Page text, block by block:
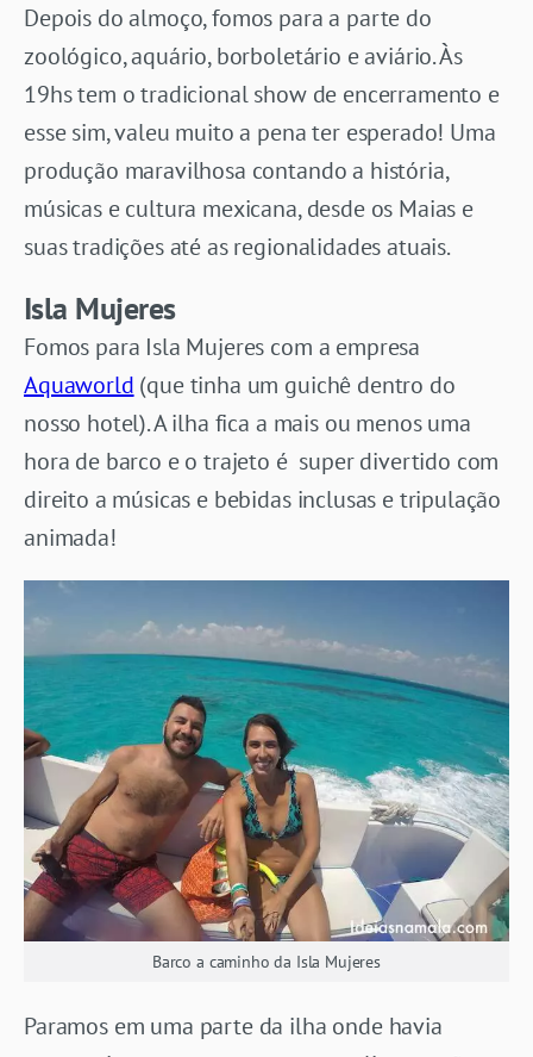
Depois do almoço, fomos para a parte do
zoológico, aquário, borboletário e aviário. Às
19hs tem o tradicional show de encerramento e
esse sim, valeu muito a pena ter esperado! Uma
produção maravilhosa contando a história,
músicas e cultura mexicana, desde os Maias e
suas tradições até as regionalidades atuais.
Isla Mujeres
Fomos para Isla Mujeres com a empresa
Aquaworld (que tinha um guichê dentro do
nosso hotel). A ilha fica a mais ou menos uma
hora de barco e o trajeto é super divertido com
direito a músicas e bebidas inclusas e tripulação
animada!
Barco a caminho da Isla Mujeres
Paramos em uma parte da ilha onde havia